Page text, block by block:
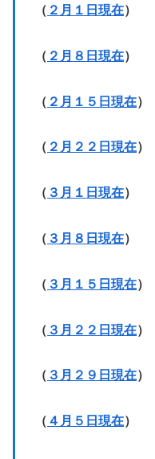
（ ２月１日現在）
（ ２月８日現在）
（ ２月１５日現在）
（ ２月２２日現在）
（ ３月１日現在）
（ ３月８日現在）
（ ３月１５日現在）
（ ３月２２日現在）
（ ３月２９日現在
（ ４月５日現在）